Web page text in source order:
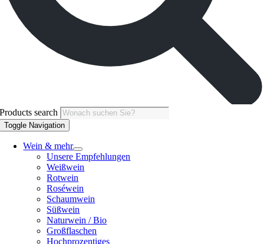
Products search
Toggle Navigation
Wein & mehr
Unsere Empfehlungen
Weißwein
Rotwein
Roséwein
Schaumwein
Süßwein
Naturwein / Bio
Großflaschen
Hochprozentiges